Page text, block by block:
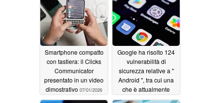
Smartphone compatto
con tastiera: il Clicks
Communicator
presentato in un video
dimostrativo 07/01/2026
Google ha risolto 124
vulnerabilità di
sicurezza relative a "
Android ", tra cui una
che è attualmente
oggetto di attacchi